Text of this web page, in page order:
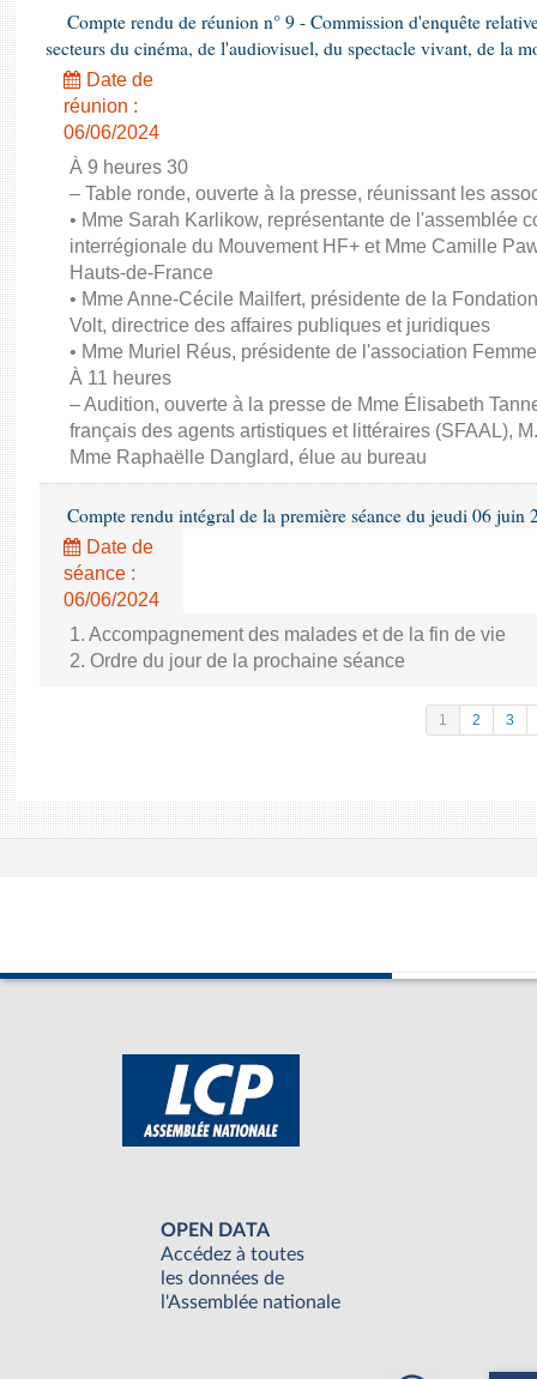
Compte rendu de réunion n° 9 - Commission d'enquête
secteurs du cinéma, de l'audiovisuel, du spectacle vivant, de la
Date de
réunion :
06/06/2024
À 9 heures 30
– Table ronde, ouverte à la presse, réunissant les
• Mme Sarah Karlikow, représentante de l'assemblée
interrégionale du Mouvement HF+ et Mme Camille
Hauts-de-France
• Mme Anne-Cécile Mailfert, présidente de la
Volt, directrice des affaires publiques et juridiques
• Mme Muriel Réus, présidente de l'association
À 11 heures
– Audition, ouverte à la presse de Mme Élisabeth
français des agents artistiques et littéraires (SFAAL),
Mme Raphaëlle Danglard, élue au bureau
Compte rendu intégral de la première séance du jeudi 06 juin
Date de
séance :
06/06/2024
1. Accompagnement des malades et de la fin de vie
2. Ordre du jour de la prochaine séance
1 2 3
OPEN DATA
Accédez à toutes
les données de
l'Assemblée nationale